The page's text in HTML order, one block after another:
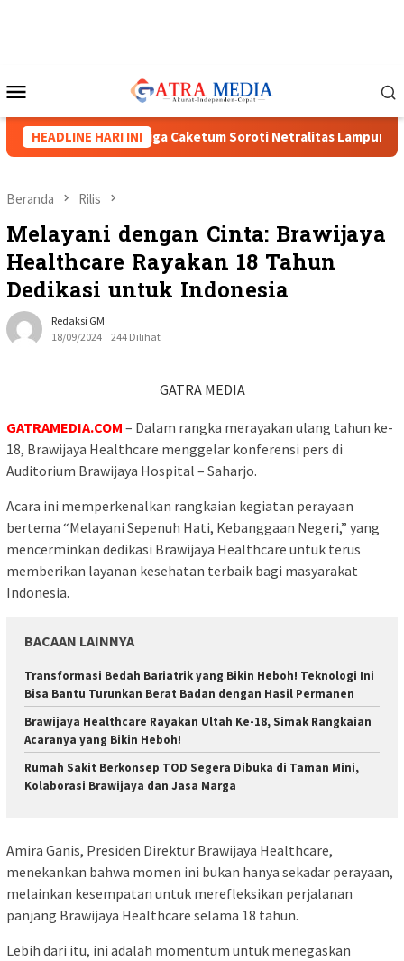
Mobile
HEADLINE HARI INI
Menguat, Tiga Caketum Soroti Netralitas Lampung dan
Beranda Rilis
Melayani dengan Cinta: Brawijaya
Healthcare Rayakan 18 Tahun
Dedikasi untuk Indonesia
Redaksi GM
18/09/2024
244 Dilihat
GATRA MEDIA
GATRAMEDIA.COM – Dalam rangka merayakan ulang tahun ke-
18, Brawijaya Healthcare menggelar konferensi pers di
Auditorium Brawijaya Hospital – Saharjo.
Acara ini memperkenalkan rangkaian kegiatan perayaan
bertema “Melayani Sepenuh Hati, Kebanggaan Negeri,” yang
mencerminkan dedikasi Brawijaya Healthcare untuk terus
memberikan layanan kesehatan terbaik bagi masyarakat
Indonesia.
BACAAN LAINNYA
Transformasi Bedah Bariatrik yang Bikin Heboh! Teknologi Ini
Bisa Bantu Turunkan Berat Badan dengan Hasil Permanen
Brawijaya Healthcare Rayakan Ultah Ke-18, Simak Rangkaian
Acaranya yang Bikin Heboh!
Rumah Sakit Berkonsep TOD Segera Dibuka di Taman Mini,
Kolaborasi Brawijaya dan Jasa Marga
Amira Ganis, Presiden Direktur Brawijaya Healthcare,
menekankan bahwa momen ini bukan hanya sekadar perayaan,
melainkan kesempatan untuk merefleksikan perjalanan
panjang Brawijaya Healthcare selama 18 tahun.
Lebih dari itu, ini adalah momentum untuk menegaskan